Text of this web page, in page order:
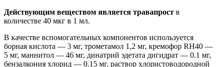
Действующим веществом является травапрост в
количестве 40 мкг в 1 мл.
В качестве вспомогательных компонентов используется
борная кислота — 3 мг, трометамол 1,2 мг, кремофор RH40 —
5 мг, маннитол — 46 мг, динатрий эдетата дигидрат — 0.1 мг,
бензалкония хлорид — 0.15 мг, раствор хлористоводородной